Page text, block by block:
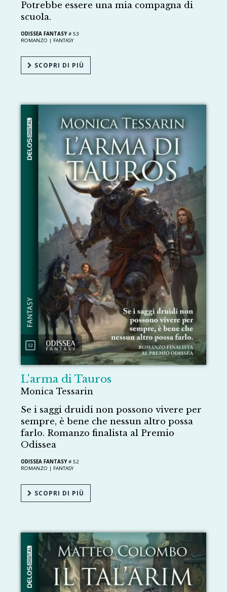
Potrebbe essere una mia compagna di
scuola.
ODISSEA FANTASY# 53
ROMANZO | FANTASY
SCOPRI DI PIÙ
L'arma di Tauros
Monica Tessarin
Se i saggi druidi non possono vivere per
sempre, è bene che nessun altro possa
farlo. Romanzo finalista al Premio
Odissea
ODISSEA FANTASY# 52
ROMANZO | FANTASY
SCOPRI DI PIÙ